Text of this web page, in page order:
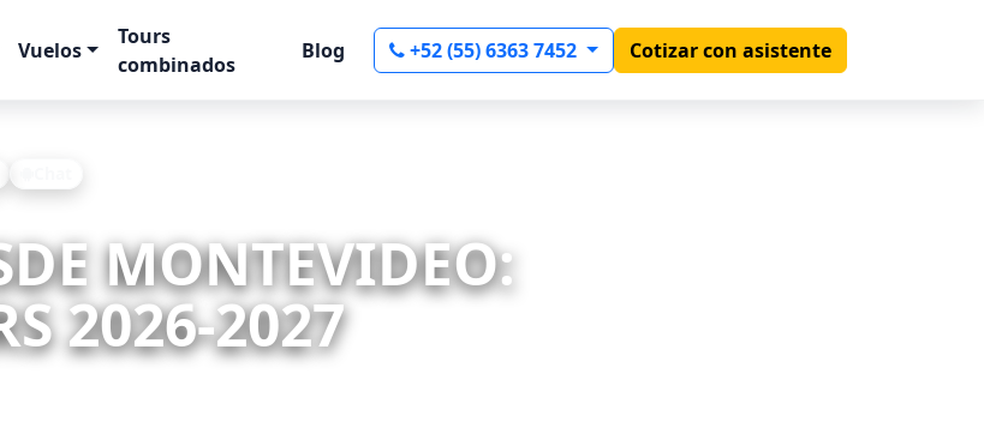
Vuelos
Tours
combinados
Blog +52 (55) 6363 7452 Cotizar con asistente
MONTEVIDEO:
2026-2027